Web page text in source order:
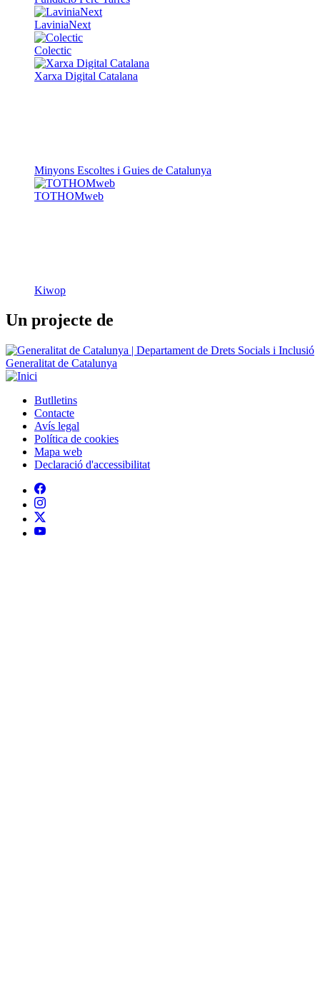
Fundació Pere Tarrés
LaviniaNext
Colectic
Minyons Escoltes i Guies de Catalunya
Kiwop
Un projecte de
Peu
Butlletins
Contacte
Avís legal
Política de cookies
Declaració d'accessibilitat